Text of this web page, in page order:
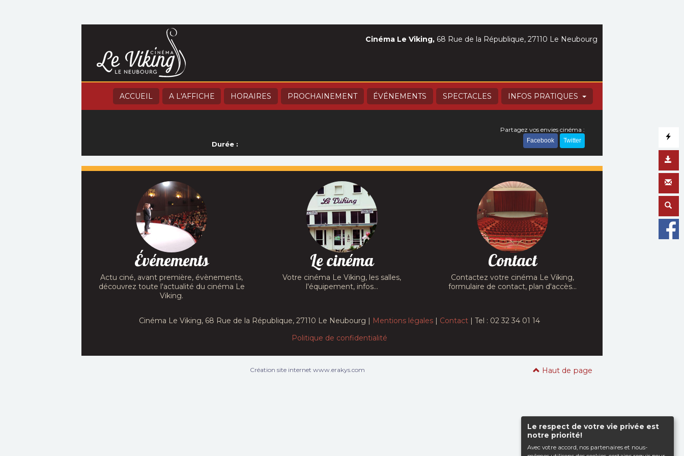
Le respect de votre vie privée est
notre priorité!
Avec votre accord, nos partenaires et nous-
ACCUEIL A L'AFFICHE HORAIRES PROCHAINEMENT ÉVÉNEMENTS SPECTACLES INFOS PRATIQUES
Cinéma Le Viking, 68 Rue de la République, 27110 Le Neubourg
Durée :
Partagez vos envies cinéma :
Facebook Twitter
Événements
Actu ciné, avant première, évènements,
découvrez toute l'actualité du cinéma Le
Viking.
Le cinéma
Votre cinéma Le Viking, les salles,
l'équipement, infos...
Contact
Contactez votre cinéma Le Viking,
formulaire de contact, plan d'accès...
Cinéma Le Viking, 68 Rue de la République, 27110 Le Neubourg | Mentions légales | Contact | Tel : 02 32 34 01 14
Politique de confidentialité
Haut de page
Création site internet www.erakys.com